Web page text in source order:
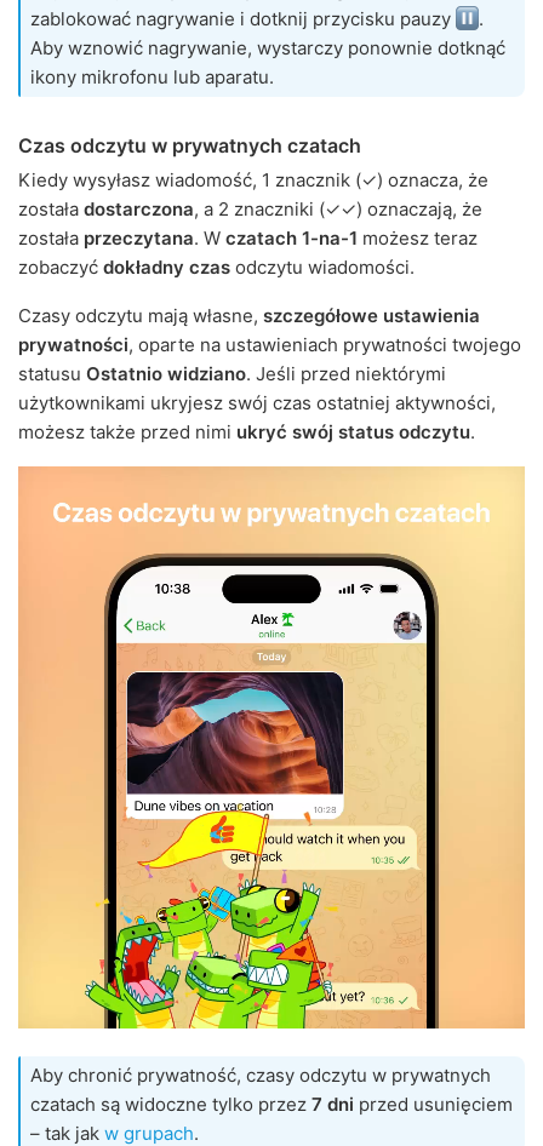
zablokować nagrywanie i dotknij przycisku pauzy
.
Aby wznowić nagrywanie, wystarczy ponownie dotknąć
ikony mikrofonu lub aparatu.
Czas odczytu w prywatnych czatach
Kiedy wysyłasz wiadomość, 1 znacznik (✓) oznacza, że
została dostarczona, a 2 znaczniki (✓✓) oznaczają, że
została przeczytana. W czatach 1-na-1 możesz teraz
zobaczyć dokładny czas odczytu wiadomości.
Czasy odczytu mają własne, szczegółowe ustawienia
prywatności, oparte na ustawieniach prywatności twojego
statusu Ostatnio widziano. Jeśli przed niektórymi
użytkownikami ukryjesz swój czas ostatniej aktywności,
możesz także przed nimi ukryć swój status odczytu.
Aby chronić prywatność, czasy odczytu w prywatnych
czatach są widoczne tylko przez 7 dni przed usunięciem
– tak jak w grupach.